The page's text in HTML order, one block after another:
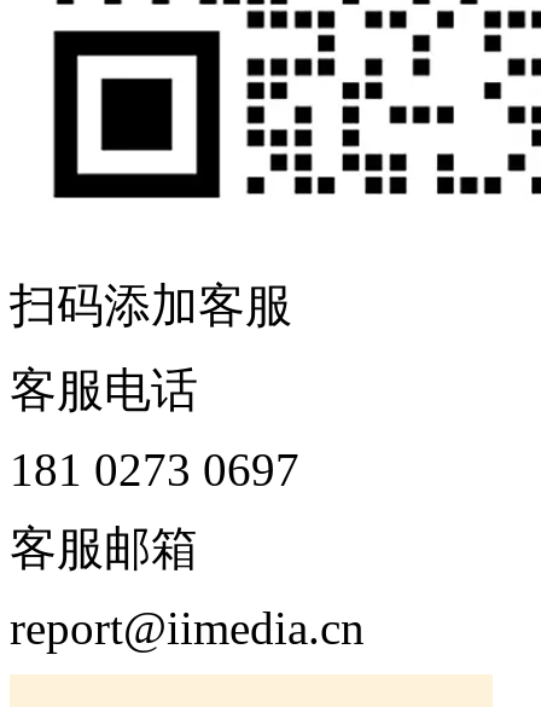
扫码添加客服
客服电话
181 0273 0697
客服邮箱
report@iimedia.cn